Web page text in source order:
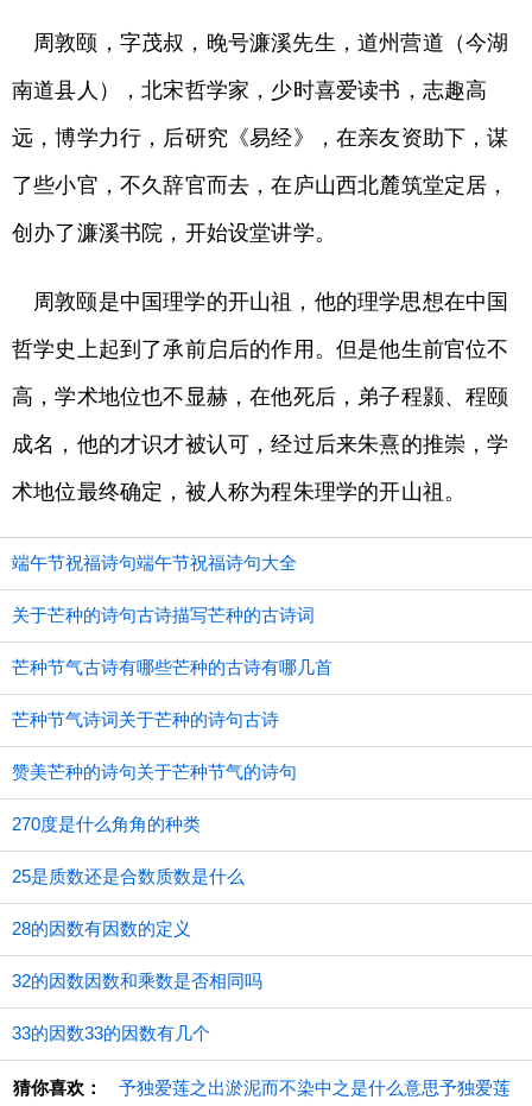
周敦颐，字茂叔，晚号濂溪先生，道州营道（今湖
南道县人），北宋哲学家，少时喜爱读书，志趣高
远，博学力行，后研究《易经》，在亲友资助下，谋
了些小官，不久辞官而去，在庐山西北麓筑堂定居，
创办了濂溪书院，开始设堂讲学。
周敦颐是中国理学的开山祖，他的理学思想在中国
哲学史上起到了承前启后的作用。但是他生前官位不
高，学术地位也不显赫，在他死后，弟子程颢、程颐
成名，他的才识才被认可，经过后来朱熹的推崇，学
术地位最终确定，被人称为程朱理学的开山祖。
端午节祝福诗句端午节祝福诗句大全
关于芒种的诗句古诗描写芒种的古诗词
芒种节气古诗有哪些芒种的古诗有哪几首
芒种节气诗词关于芒种的诗句古诗
赞美芒种的诗句关于芒种节气的诗句
270度是什么角角的种类
25是质数还是合数质数是什么
28的因数有因数的定义
32的因数因数和乘数是否相同吗
33的因数33的因数有几个
猜你喜欢： 予独爱莲之出淤泥而不染中之是什么意思予独爱莲